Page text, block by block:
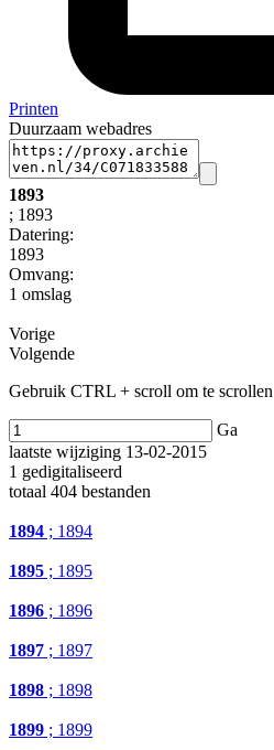
Printen
Duurzaam webadres
1893
; 1893
Datering:
1893
Omvang:
1 omslag
Vorige
Volgende
Gebruik CTRL + scroll om te scrollen
Ga
laatste wijziging 13-02-2015
1 gedigitaliseerd
totaal 404 bestanden
1894 ; 1894
1895 ; 1895
1896 ; 1896
1897 ; 1897
1898 ; 1898
1899 ; 1899